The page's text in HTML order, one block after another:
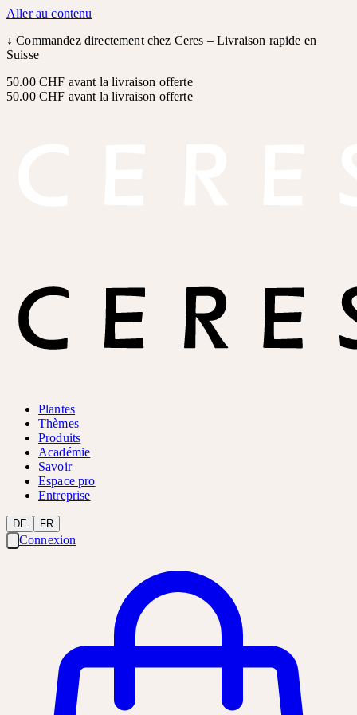
Aller au contenu
↓Commandez directement chez Ceres – Livraison rapide en
Suisse
50.00 CHF avant la livraison offerte
50.00 CHF avant la livraison offerte
Plantes
Thèmes
Produits
Académie
Savoir
Espace pro
Entreprise
DE FR
Connexion